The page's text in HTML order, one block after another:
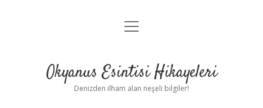
Anasayfa
Yasal Uyarı
menüyü
Okyanus Esintisi Hikayeleri
Denizden ilham alan neşeli bilgiler!